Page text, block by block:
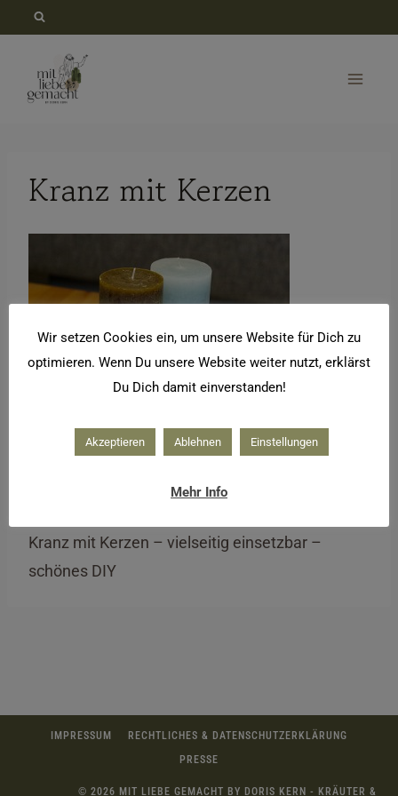
springen
Kranz mit Kerzen
Kranz mit Kerzen – vielseitig einsetzbar –
schönes DIY
IMPRESSUM
RECHTLICHES & DATENSCHUTZERKLÄRUNG
PRESSE
© 2026 MIT LIEBE GEMACHT BY DORIS KERN - KRÄUTER &
Wir setzen Cookies ein, um unsere Website für Dich zu
optimieren. Wenn Du unsere Website weiter nutzt, erklärst
Du Dich damit einverstanden!
Akzeptieren Ablehnen Einstellungen
Mehr Info